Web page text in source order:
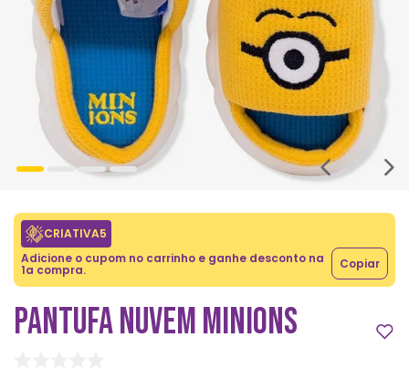
CRIATIVA5
Adicione o cupom no carrinho e ganhe desconto na
1a compra. Copiar
PANTUFA NUVEM MINIONS